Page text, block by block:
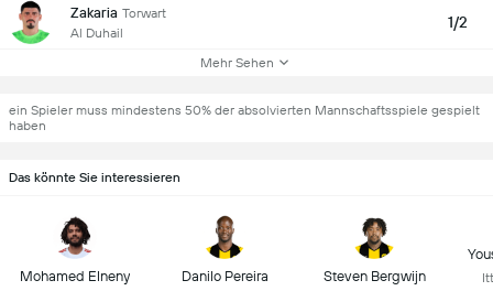
Zakaria Torwart
Al Duhail
1/2
Mehr Sehen
ein Spieler muss mindestens 50% der absolvierten Mannschaftsspiele gespielt
haben
Das könnte Sie interessieren
Mohamed Elneny Danilo Pereira Steven Bergwijn